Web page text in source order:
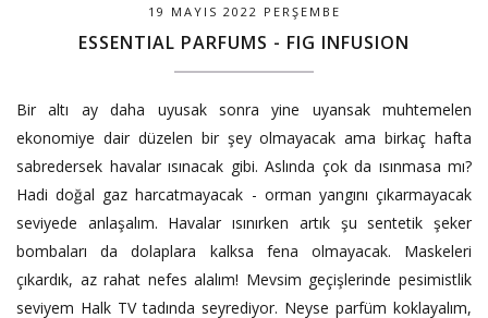
19 MAYIS 2022 PERŞEMBE
ESSENTIAL PARFUMS - FIG INFUSION
Bir altı ay daha uyusak sonra yine uyansak muhtemelen
ekonomiye dair düzelen bir şey olmayacak ama birkaç hafta
sabredersek havalar ısınacak gibi. Aslında çok da ısınmasa mı?
Hadi doğal gaz harcatmayacak - orman yangını çıkarmayacak
seviyede anlaşalım. Havalar ısınırken artık şu sentetik şeker
bombaları da dolaplara kalksa fena olmayacak. Maskeleri
çıkardık, az rahat nefes alalım! Mevsim geçişlerinde pesimistlik
seviyem Halk TV tadında seyrediyor. Neyse parfüm koklayalım,